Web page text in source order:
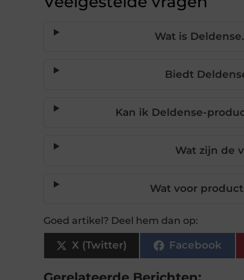
Wat is
Biedt
Kan ik Deldense-
Wat zijn de
Wat voor
Goed artikel? Deel hem dan op:
X (Twitter) Facebook